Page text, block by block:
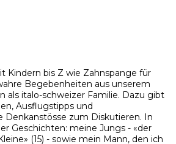
Kindern bis Z wie Zahnspange für
Begebenheiten aus unserem
als italo-schweizer Familie. Dazu gibt
Ausflugstipps und
Denkanstösse zum Diskutieren. In
Geschichten: meine Jungs - «der
(15) - sowie mein Mann, den ich